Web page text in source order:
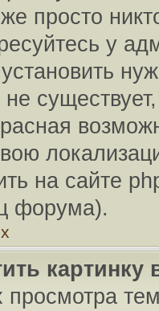
просто
у
не
на сайте
форума).
просмотра